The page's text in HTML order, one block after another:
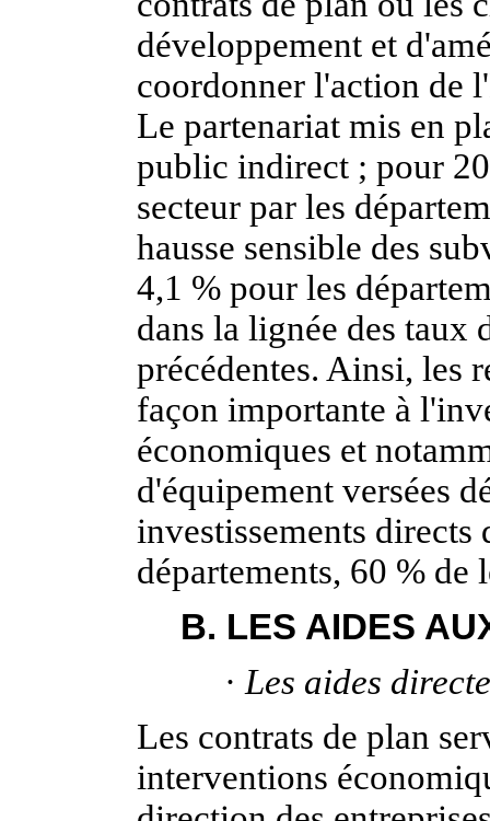
développement et
coordonner l'action de
Le partenariat mis en
public indirect ; pour
secteur par les
hausse sensible des
4,1 % pour les
dans la lignée des taux
précédentes. Ainsi, les
façon importante à
économiques et
d'équipement versées
investissements directs
départements, 60 %
B. LES AIDES
· Les aides
Les contrats de plan
interventions